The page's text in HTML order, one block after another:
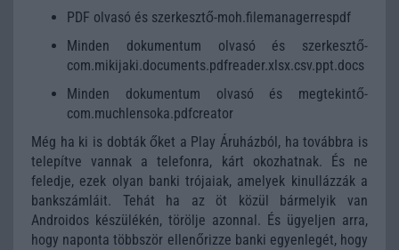
PDF olvasó és szerkesztő-moh.filemanagerrespdf
Minden dokumentum olvasó és szerkesztő-
com.mikijaki.documents.pdfreader.xlsx.csv.ppt.docs
Minden dokumentum olvasó és megtekintő-
com.muchlensoka.pdfcreator
Még ha ki is dobták őket a Play Áruházból, ha továbbra is
telepítve vannak a telefonra, kárt okozhatnak. És ne
feledje, ezek olyan banki trójaiak, amelyek kinullázzák a
bankszámláit. Tehát ha az öt közül bármelyik van
Androidos készülékén, törölje azonnal. És ügyeljen arra,
hogy naponta többször ellenőrizze banki egyenlegét, hogy